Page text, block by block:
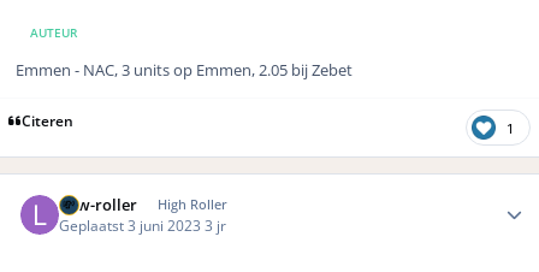
AUTEUR
Emmen - NAC, 3 units op Emmen, 2.05 bij Zebet
Citeren 1
Low-roller High Roller
Geplaatst 3 juni 2023 3 jr